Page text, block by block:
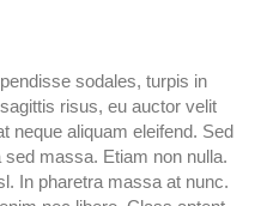
sodales, turpis in
risus, eu auctor velit
neque aliquam eleifend. Sed
massa. Etiam non nulla.
In pharetra massa at nunc.